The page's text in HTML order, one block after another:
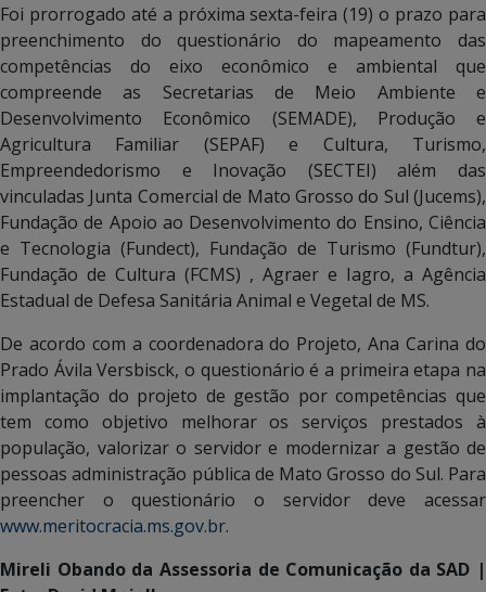
Foi prorrogado até a próxima sexta-feira (19) o prazo para
preenchimento do questionário do mapeamento das
competências do eixo econômico e ambiental que
compreende as Secretarias de Meio Ambiente e
Desenvolvimento Econômico (SEMADE), Produção e
Agricultura Familiar (SEPAF) e Cultura, Turismo,
Empreendedorismo e Inovação (SECTEI) além das
vinculadas Junta Comercial de Mato Grosso do Sul (Jucems),
Fundação de Apoio ao Desenvolvimento do Ensino, Ciência
e Tecnologia (Fundect), Fundação de Turismo (Fundtur),
Fundação de Cultura (FCMS) , Agraer e Iagro, a Agência
Estadual de Defesa Sanitária Animal e Vegetal de MS.
De acordo com a coordenadora do Projeto, Ana Carina do
Prado Ávila Versbisck, o questionário é a primeira etapa na
implantação do projeto de gestão por competências que
tem como objetivo melhorar os serviços prestados à
população, valorizar o servidor e modernizar a gestão de
pessoas administração pública de Mato Grosso do Sul. Para
preencher o questionário o servidor deve acessar
www.meritocracia.ms.gov.br.
Mireli Obando da Assessoria de Comunicação da SAD |